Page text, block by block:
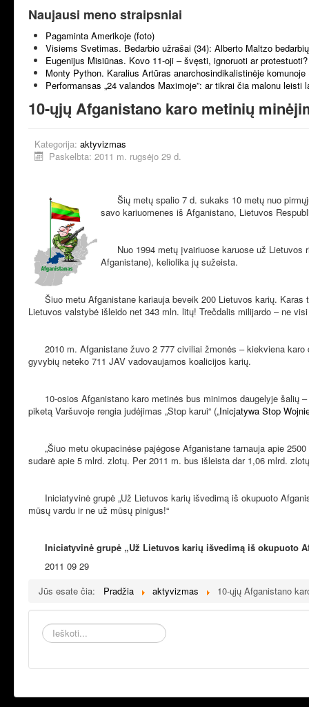
Naujausi meno straipsniai
Pagaminta Amerikoje (foto)
Visiems Svetimas. Bedarbio užrašai (34): Alberto Maltzo
Eugenijus Misiūnas. Kovo 11-oji – švęsti, ignoruoti ar protestuoti?
Monty Python. Karalius Artūras anarchosindikalistinėje komunoje
Performansas „24 valandos Maximoje”: ar tikrai čia malonu leisti
10-ųjų Afganistano karo metinių
Kategorija: aktyvizmas
Paskelbta: 2011 m. rugsėjo 29 d.
Šių metų spalio 7 d. sukaks 10 metų nuo
savo kariuomenes iš Afganistano, Lietuvos
Nuo 1994 metų įvairiuose karuose už
Afganistane), keliolika jų sužeista.
Šiuo metu Afganistane kariauja beveik 200 Lietuvos karių.
Lietuvos valstybė išleido net 343 mln. litų! Trečdalis milijardo – ne
2010 m. Afganistane žuvo 2 777 civiliai žmonės –kiekviena karo
gyvybių neteko 711 JAV vadovaujamos koalicijos karių.
10-osios Afganistano karo metinės bus minimos daugelyje šalių
piketą Varšuvoje rengia judėjimas „Stop karui“ („Inicjatywa Stop
„Šiuo metu okupacinėse pajėgose Afganistane tarnauja apie 2500
sudarė apie 5 mlrd. zlotų. Per 2011 m. bus išleista dar 1,06 mlrd.
Iniciatyvinė grupė „Už Lietuvos karių išvedimą iš okupuoto
mūsų vardu ir ne už mūsų pinigus!“
Iniciatyvinė grupė „Už Lietuvos karių išvedimą iš okupuoto
2011 09 29
Jūs esate čia:
Pradžia aktyvizmas 10-ųjų Afganistano
Ieškoti...